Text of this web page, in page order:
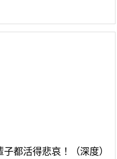
都活得悲哀！（深度）